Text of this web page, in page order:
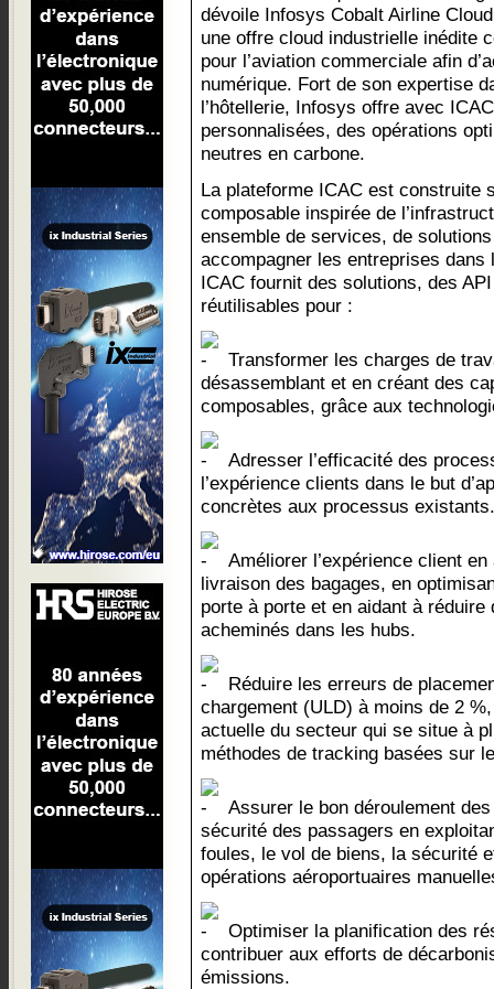
dévoile Infosys Cobalt Airline
une offre cloud industrielle inédite
pour l’aviation commerciale afin
numérique. Fort de son expertise
l’hôtellerie, Infosys offre avec
personnalisées, des opérations
neutres en carbone.
La plateforme ICAC est construite
composable inspirée de
ensemble de services, de
accompagner les entreprises
ICAC fournit des solutions, des
réutilisables pour :
Transformer les charges de
désassemblant et en créant des
composables, grâce aux
Adresser l’efficacité des
l’expérience clients dans le but
concrètes aux processus existants.
Améliorer l’expérience client
livraison des bagages, en
porte à porte et en aidant à
acheminés dans les hubs.
Réduire les erreurs de
chargement (ULD) à moins de 2
actuelle du secteur qui se situe à
méthodes de tracking basées sur
Assurer le bon déroulement
sécurité des passagers en
foules, le vol de biens, la sécurité
opérations aéroportuaires
Optimiser la planification des
contribuer aux efforts de
émissions.